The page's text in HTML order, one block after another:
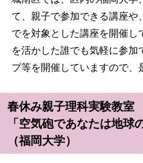
て、親子で参加できる講座や
でを対象とした講座を開催し
を活かした誰でも気軽に参加
プ等を開催していますので、
春休み親子理科実験教室
「空気砲であなたは地球
（福岡大学）